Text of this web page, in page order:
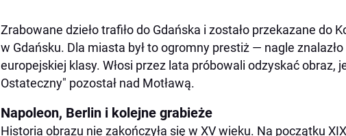
Zrabowane dzieło trafiło do Gdańska i zostało przekazane do
w Gdańsku. Dla miasta był to ogromny prestiż — nagle
europejskiej klasy. Włosi przez lata próbowali odzyskać obraz,
Ostateczny" pozostał nad Motławą.
Napoleon, Berlin i kolejne grabieże
Historia obrazu nie zakończyła się w XV wieku. Na początku